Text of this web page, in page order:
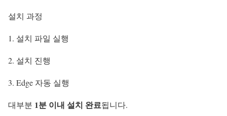
설치 과정
설치 파일 실행
설치 진행
Edge 자동 실행
대부분 1분 이내 설치 완료됩니다.